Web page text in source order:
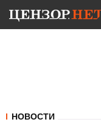
НОВОСТИ